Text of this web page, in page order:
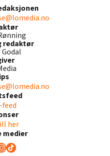
redaktør
Godal
feed
her
medier